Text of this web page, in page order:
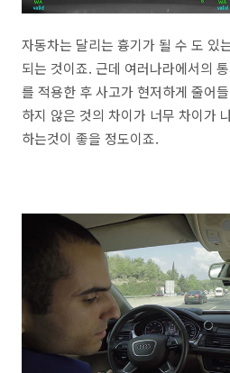
자동차는 달리는 흉기가 될 수 도 있
되는 것이죠. 근데 여러나라에서의
를 적용한 후 사고가 현저하게 줄어
하지 않은 것의 차이가 너무 차이가
하는것이 좋을 정도이죠.